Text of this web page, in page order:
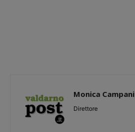
Monica Campani
Direttore